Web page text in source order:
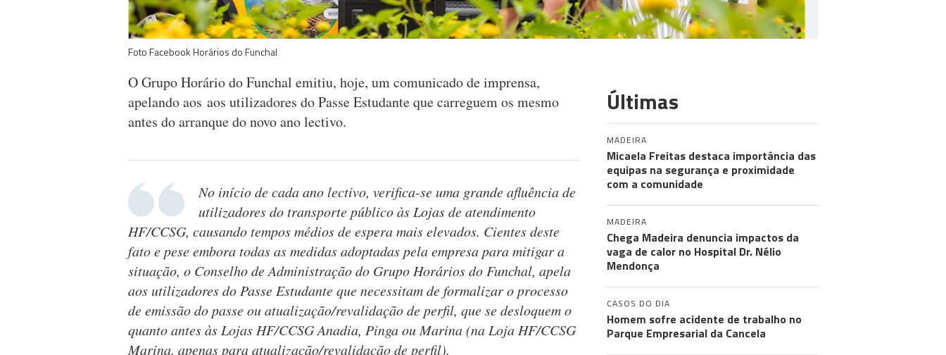
Foto Facebook Horários do Funchal
O Grupo Horário do Funchal emitiu, hoje, um comunicado de imprensa,
apelando aos aos utilizadores do Passe Estudante que carreguem os mesmo
antes do arranque do novo ano lectivo.
No início de cada ano lectivo, verifica-se uma grande afluência de
utilizadores do transporte público às Lojas de atendimento
HF/CCSG, causando tempos médios de espera mais elevados. Cientes deste
fato e pese embora todas as medidas adoptadas pela empresa para mitigar a
situação, o Conselho de Administração do Grupo Horários do Funchal, apela
aos utilizadores do Passe Estudante que necessitam de formalizar o processo
de emissão do passe ou atualização/revalidação de perfil, que se desloquem o
quanto antes às Lojas HF/CCSG Anadia, Pinga ou Marina (na Loja HF/CCSG
Marina, apenas para atualização/revalidação de perfil).
Últimas
MADEIRA
Micaela Freitas destaca importância das
equipas na segurança e proximidade
com a comunidade
MADEIRA
Chega Madeira denuncia impactos da
vaga de calor no Hospital Dr. Nélio
Mendonça
CASOS DO DIA
Homem sofre acidente de trabalho no
Parque Empresarial da Cancela